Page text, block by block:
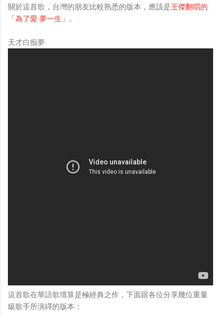
關於這首歌，台灣的朋友比較熟悉的版本，應該是王傑翻唱的
「為了愛 夢一生」
。
天才白痴夢
這首歌在華語歌壇算是極經典之作，下面跟各位分享幾位重量
級歌手所演繹的版本：